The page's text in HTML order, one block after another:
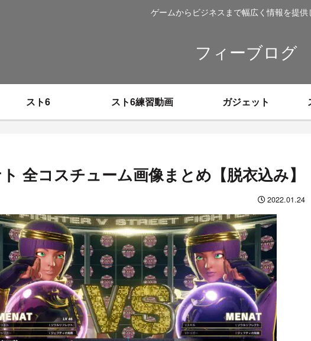
ゲームからビジネスまで幅広く情報を提供
フィーブログ
スト6 スト6練習動画 ガジェット
全コスチューム画像まとめ【脱衣込み】
2022.01.24